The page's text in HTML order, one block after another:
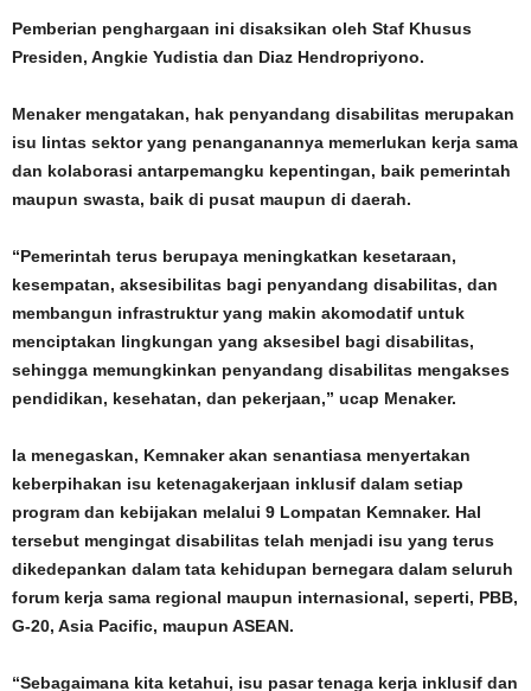
Pemberian penghargaan ini disaksikan oleh Staf Khusus
Presiden, Angkie Yudistia dan Diaz Hendropriyono.
Menaker mengatakan, hak penyandang disabilitas merupakan
isu lintas sektor yang penanganannya memerlukan kerja sama
dan kolaborasi antarpemangku kepentingan, baik pemerintah
maupun swasta, baik di pusat maupun di daerah.
“Pemerintah terus berupaya meningkatkan kesetaraan,
kesempatan, aksesibilitas bagi penyandang disabilitas, dan
membangun infrastruktur yang makin akomodatif untuk
menciptakan lingkungan yang aksesibel bagi disabilitas,
sehingga memungkinkan penyandang disabilitas mengakses
pendidikan, kesehatan, dan pekerjaan,” ucap Menaker.
Ia menegaskan, Kemnaker akan senantiasa menyertakan
keberpihakan isu ketenagakerjaan inklusif dalam setiap
program dan kebijakan melalui 9 Lompatan Kemnaker. Hal
tersebut mengingat disabilitas telah menjadi isu yang terus
dikedepankan dalam tata kehidupan bernegara dalam seluruh
forum kerja sama regional maupun internasional, seperti, PBB,
G-20, Asia Pacific, maupun ASEAN.
“Sebagaimana kita ketahui, isu pasar tenaga kerja inklusif dan